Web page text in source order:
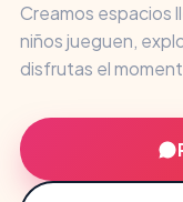
Creamos espacios
niños jueguen,
disfrutas el